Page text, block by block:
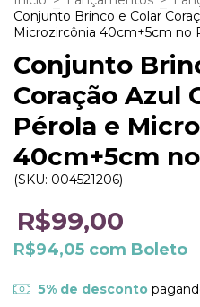
Conjunto Brinco e Colar
Microzircônia 40cm+5cm no
Conjunto
Coração Azul
Pérola e
40cm+5cm
(SKU: 004521206)
R$99,00
R$94,05 com Boleto
5% de desconto